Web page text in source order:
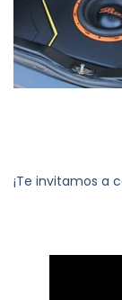
¡Te invitamos a